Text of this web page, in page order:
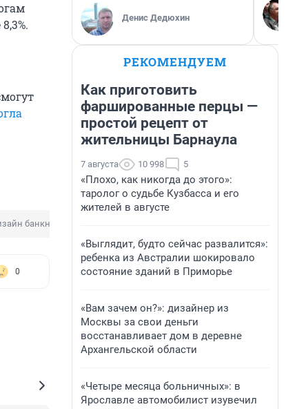
банкнот
0
Денис Дедюхин
РЕКОМЕНДУЕМ
Как приготовить
фаршированные перцы —
простой рецепт от
жительницы Барнаула
7 августа 10 998 5
«Плохо, как никогда до этого»:
таролог о судьбе Кузбасса и его
жителей в августе
«Выглядит, будто сейчас развалится»:
ребенка из Австралии шокировало
состояние зданий в Приморье
«Вам зачем он?»: дизайнер из
Москвы за свои деньги
восстанавливает дом в деревне
Архангельской области
«Четыре месяца больничных»: в
Ярославле автомобилист изувечил